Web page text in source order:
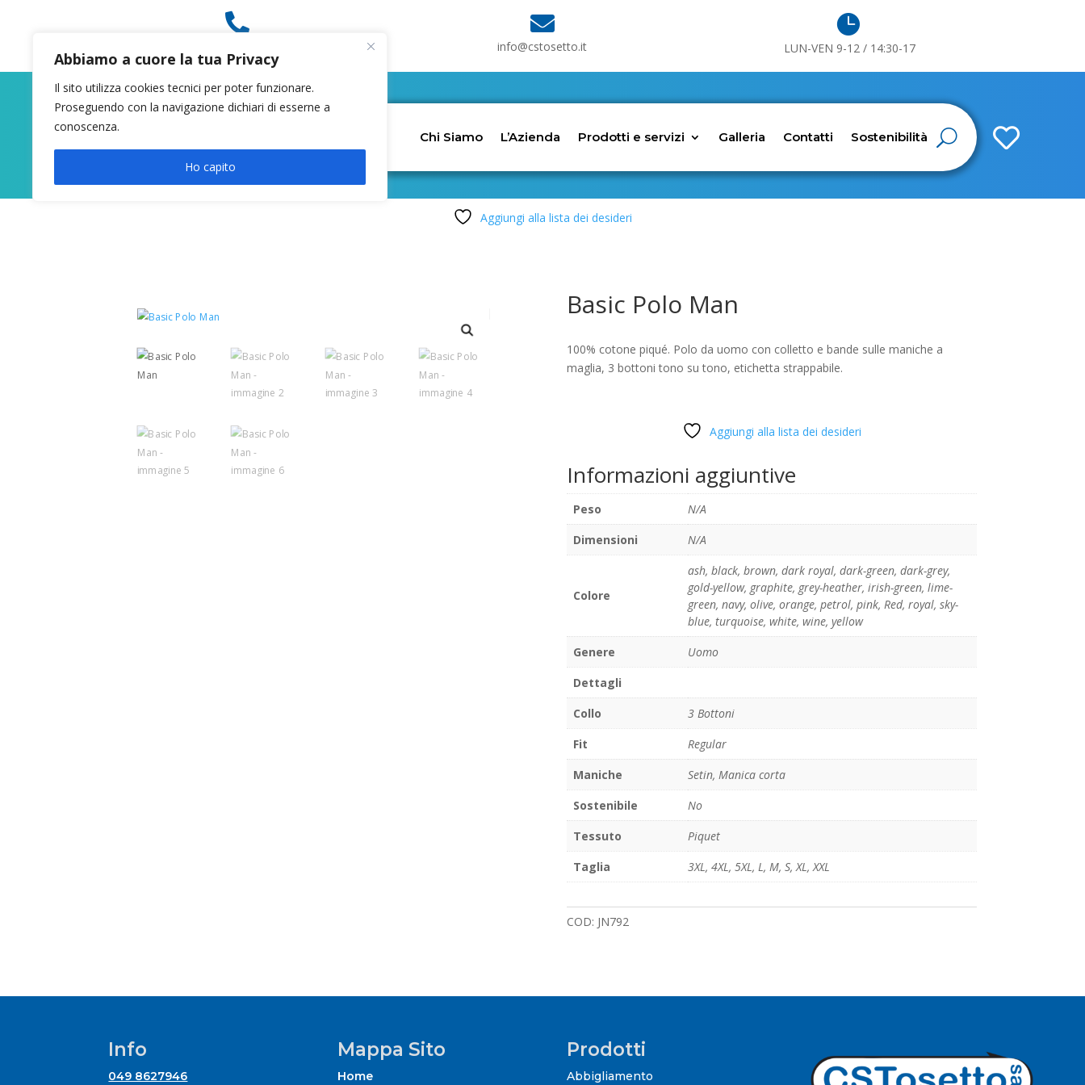
Abbiamo a cuore la tua Privacy
Il sito utilizza cookies tecnici per poter funzionare.
Proseguendo con la navigazione dichiari di esserne a
conoscenza.
Ho capito
 
info@cstosetto.it

LUN-VEN 9-12 / 14:30-17

Chi Siamo L’Azienda Prodotti e servizi Galleria Contatti Sostenibilità
Aggiungi alla lista dei desideri
Basic Polo Man
100% cotone piqué. Polo da uomo con colletto e bande sulle maniche a
maglia, 3 bottoni tono su tono, etichetta strappabile.
Aggiungi alla lista dei desideri
Informazioni aggiuntive
Peso
N/A
Dimensioni
N/A
Colore
ash, black, brown, dark royal, dark-green, dark-grey,
gold-yellow, graphite, grey-heather, irish-green, lime-
green, navy, olive, orange, petrol, pink, Red, royal, sky-
blue, turquoise, white, wine, yellow
Genere
Uomo
Dettagli
Collo
3 Bottoni
Fit
Regular
Maniche
Setin, Manica corta
Sostenibile
No
Tessuto
Piquet
Taglia
3XL, 4XL, 5XL, L, M, S,XL,XXL
COD: JN792
Info
049 8627946
Mappa Sito
Home
Prodotti
Abbigliamento